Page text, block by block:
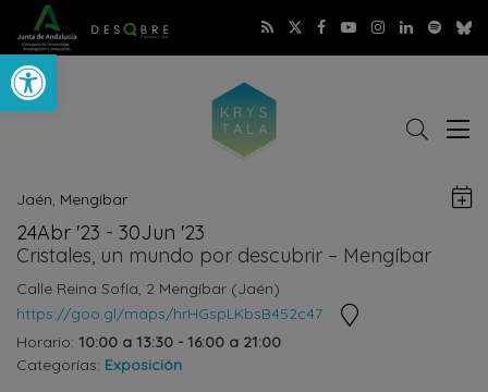
Abrir barra de herramientas
Buscar
Jaén Mengíbar
24Abr '23 - 30Jun '23
Cristales, un mundo por descubrir – Mengíbar
Calle Reina Sofía, 2 Mengíbar (Jaén)
https://goo.gl/maps/hrHGspLKbsB452c47
Ver
Horario: 10:00 a 13:30 - 16:00 a 21:00
Categorías: Exposición